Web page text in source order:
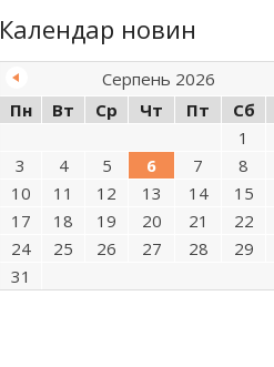
Календар новин
Серпень 2026
Пн
Вт Ср Чт Пт Сб
1
3
4 5 6 7 8
10
11 12 13 14 15
17
18 19 20 21 22
24
25 26 27 28 29
31